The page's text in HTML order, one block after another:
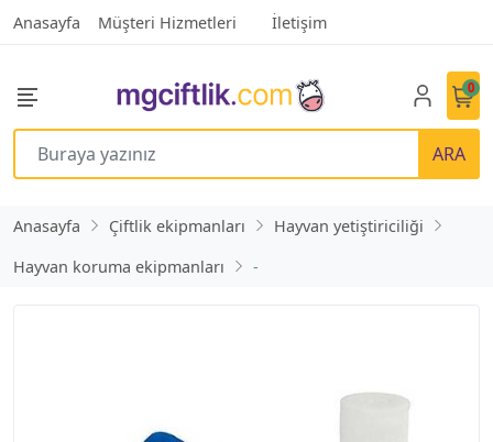
Anasayfa Müşteri Hizmetleri İletişim
ARA
0
Anasayfa Çiftlik ekipmanları
Hayvan yetiştiriciliği
Hayvan koruma ekipmanları
-